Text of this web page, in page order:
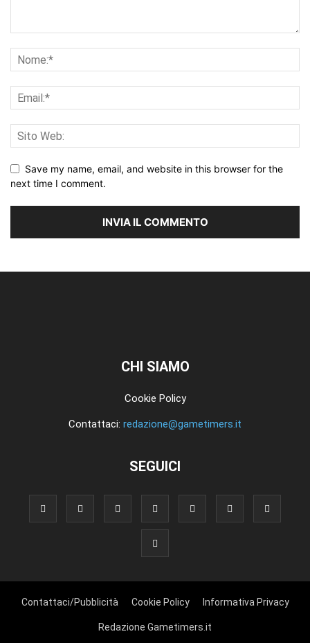
Save my name, email, and website in this browser for the
next time I comment.
CHI SIAMO
Cookie Policy
Contattaci: redazione@gametimers.it
SEGUICI
Contattaci/Pubblicità Cookie Policy Informativa Privacy
Redazione Gametimers.it